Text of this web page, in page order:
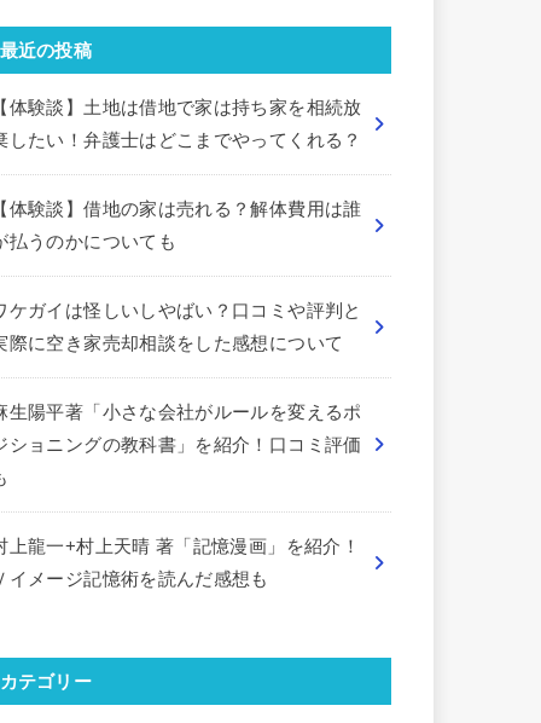
最近の投稿
体験談】土地は借地で家は持ち家を相続放
したい！弁護士はどこまでやってくれる？
体験談】借地の家は売れる？解体費用は誰
払うのかについても
ケガイは怪しいしやばい？口コミや評判と
際に空き家売却相談をした感想について
生陽平著「小さな会社がルールを変えるポ
ショニングの教科書」を紹介！口コミ評価
上龍一+村上天晴 著「記憶漫画」を紹介！
イメージ記憶術を読んだ感想も
カテゴリー